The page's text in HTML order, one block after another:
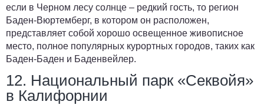
если в Черном лесу солнце – редкий гость, то регион
Баден-Вюртемберг, в котором он расположен,
представляет собой хорошо освещенное живописное
место, полное популярных курортных городов, таких как
Баден-Баден и Баденвейлер.
12. Национальный парк «Секвойя»
в Калифорнии